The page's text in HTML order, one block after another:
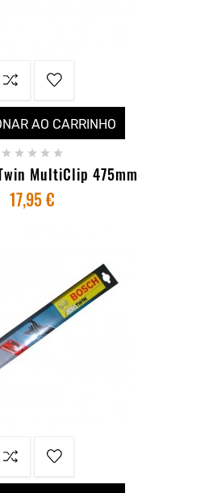
AO CARRINHO
    
MultiClip 475mm
17,95 €